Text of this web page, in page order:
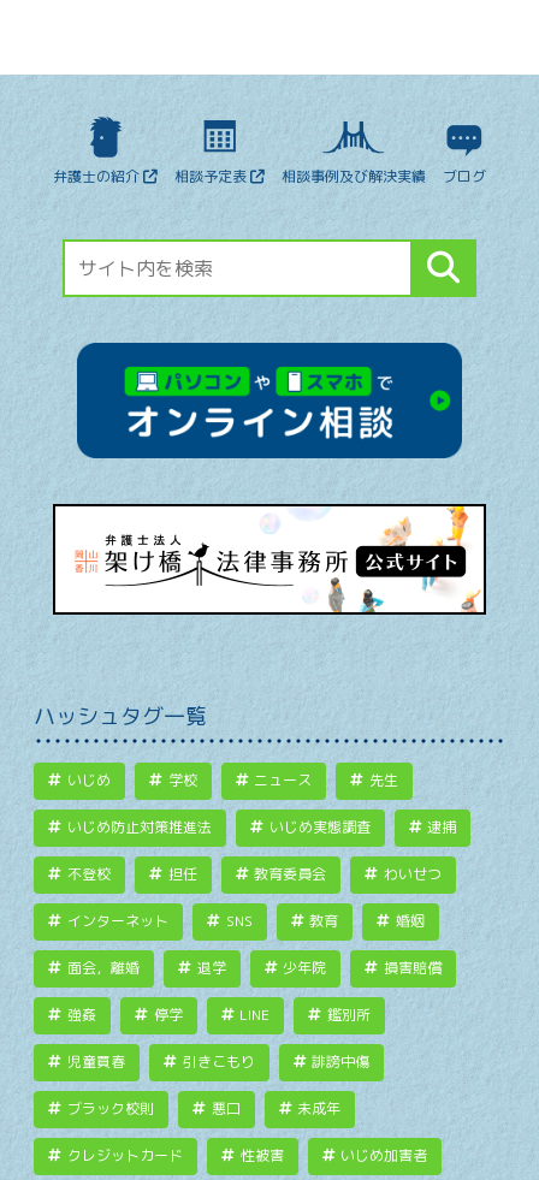
弁護士の紹介 相談予定表 相談事例及び解決実績 ブログ
ハッシュタグ一覧
いじめ 学校 ニュース 先生
いじめ防止対策推進法 いじめ実態調査 逮捕
不登校 担任 教育委員会 わいせつ
インターネット SNS 教育 婚姻
面会，離婚 退学 少年院 損害賠償
強姦 停学 LINE 鑑別所
児童買春 引きこもり 誹謗中傷
ブラック校則 悪口 未成年
クレジットカード 性被害 いじめ加害者